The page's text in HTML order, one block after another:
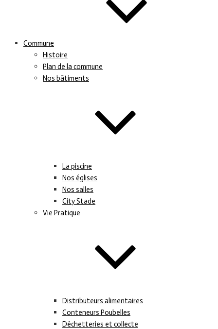
Commune
Histoire
Plan de la commune
Nos bâtiments
La piscine
Nos églises
Nos salles
City Stade
Vie Pratique
Distributeurs alimentaires
Conteneurs Poubelles
Déchetteries et collecte